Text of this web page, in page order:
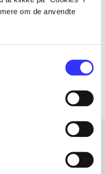
om de anvendte